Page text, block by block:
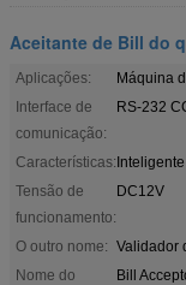
Aceitante de Bill do
Aplicações:
Máquina
Interface de
comunicação:
RS-232
Características:
Tensão de
funcionamento:
DC12V
O outro nome: Validador
Nome do
Bill